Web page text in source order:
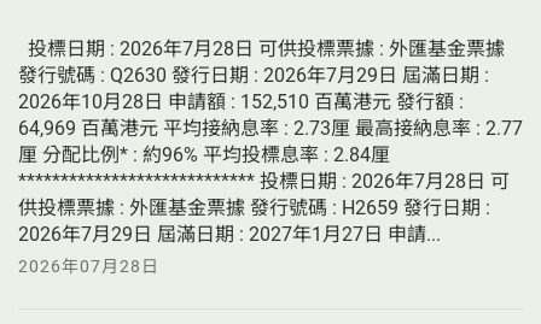
投標日期 : 2026年7月28日 可供投標票據 : 外匯基金票據
發行號碼 : Q2630 發行日期 : 2026年7月29日 屆滿日期 :
2026年10月28日 申請額 : 152,510 百萬港元 發行額 :
64,969 百萬港元 平均接納息率 : 2.73厘 最高接納息率 : 2.77
厘 分配比例* : 約96% 平均投標息率 : 2.84厘
**************************** 投標日期 : 2026年7月28日 可
供投標票據 : 外匯基金票據 發行號碼 : H2659 發行日期 :
2026年7月29日 屆滿日期 : 2027年1月27日 申請...
2026年07月28日